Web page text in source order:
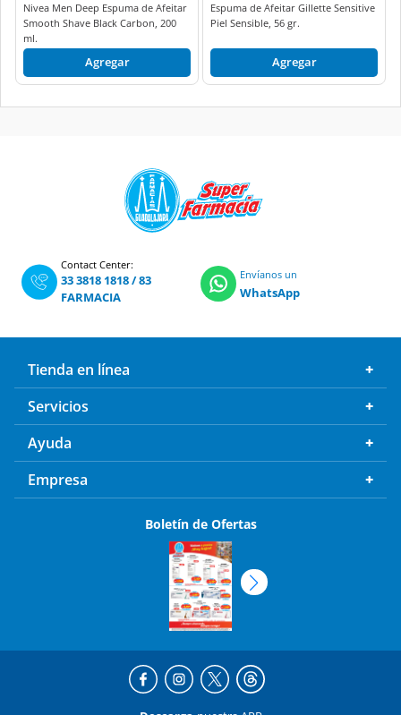
Nivea Men Deep Espuma de Afeitar
Smooth Shave Black Carbon, 200
ml.
Agregar
Espuma de Afeitar Gillette Sensitive
Piel Sensible, 56 gr.
Agregar
Contact Center:
33 3818 1818/83
FARMACIA
Envíanos un
WhatsApp
Tienda en línea
Servicios
Ayuda
Empresa
Boletín de Ofertas